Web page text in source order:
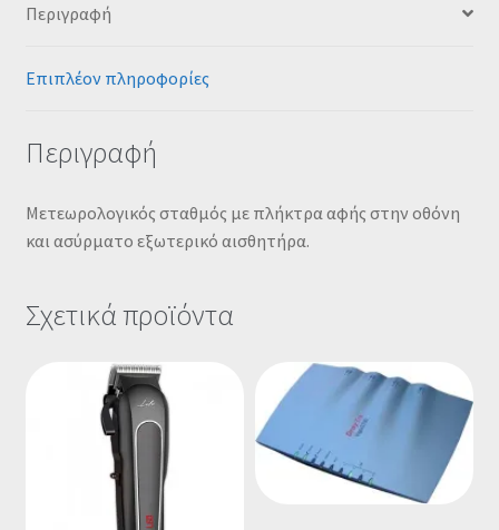
Περιγραφή
Επιπλέον πληροφορίες
Περιγραφή
Μετεωρολογικός σταθμός με πλήκτρα αφής στην οθόνη
και ασύρματο εξωτερικό αισθητήρα.
Σχετικά προϊόντα